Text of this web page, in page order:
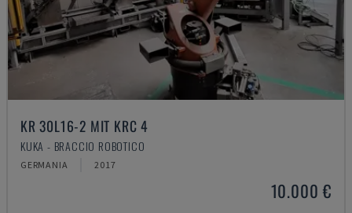
KR 30L16-2 MIT KRC 4
KUKA - BRACCIO ROBOTICO
GERMANIA 2017
10.000 €